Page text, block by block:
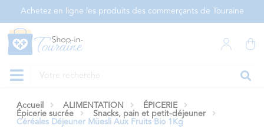
Achetez en ligne les produits des commerçants de Touraine
Accueil ALIMENTATION
ÉPICERIE
Épicerie sucrée
Snacks, pain et petit-déjeuner
Céréales Déjeuner Müesli Aux Fruits Bio 1Kg
Panneau de gestion des cookies